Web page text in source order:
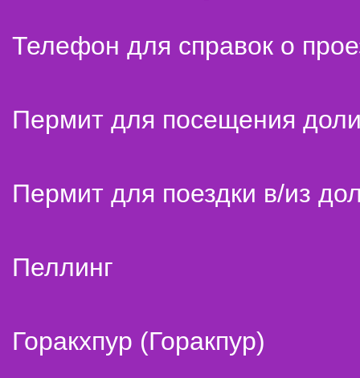
Телефон для справок о
Пермит для посещения
Пермит для поездки в/из
Пеллинг
Горакхпур (Горакпур)